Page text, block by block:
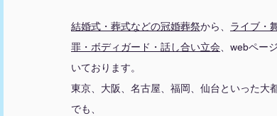
結婚式・葬式などの冠婚葬祭から、 ライブ・
罪・ボディガード・話し合い立会 、webペー
いております。
東京、大阪、名古屋、福岡、仙台といった大
でも、